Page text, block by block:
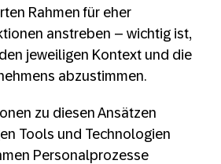
Rahmen für eher
anstreben – wichtig ist,
jeweiligen Kontext und die
abzustimmen.
zu diesen Ansätzen
Tools und Technologien
Personalprozesse